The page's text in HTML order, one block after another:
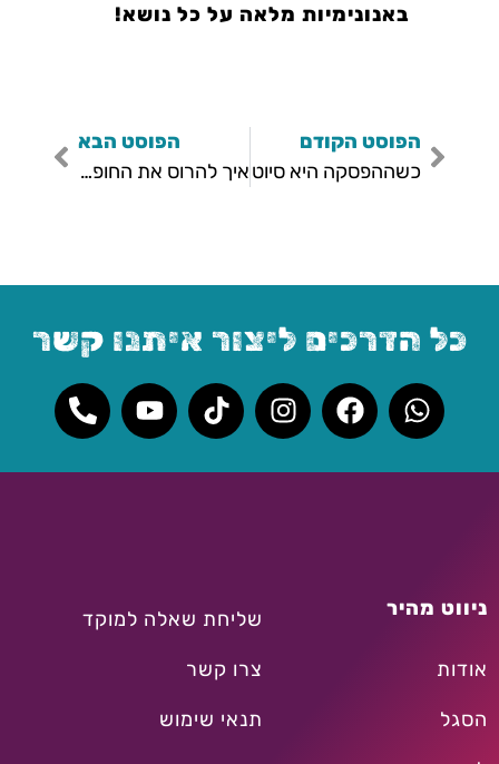
באנונימיות מלאה על כל נושא!
הפוסט הקודם
כשההפסקה היא סיוט
הפוסט הבא
איך להרוס את החופש הגדול ב-10 צעדים פשוטים
כל הדרכים ליצור איתנו קשר
ניווט מהיר
אודות
הסגל
שליחת שאלה למוקד
צרו קשר
תנאי שימוש